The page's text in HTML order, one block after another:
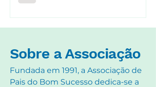
patins, bolas e trotinetas, que
serão úteis para a Gincana que
está a ser organizada, será bem-
de adereços a utilizar na Festa da
Família. 🎩 👓 👒🎭🎀🪭🥽🧶🧵🪡
Desejamos a todo
Sobre a Associação
Fundada em 1991, a Associação de
Pais do Bom Sucesso dedica-se a